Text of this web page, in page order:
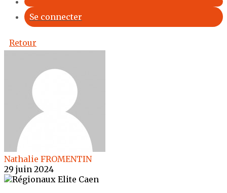
Se connecter
Retour
Nathalie FROMENTIN
29 juin 2024